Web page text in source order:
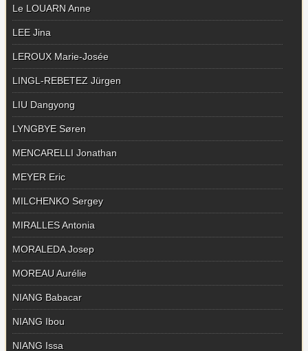
Le LOUARN Anne
LEE Jina
LEROUX Marie-Josée
LINGL-REBETEZ Jürgen
LIU Dangyong
LYNGBYE Søren
MENCARELLI Jonathan
MEYER Eric
MILCHENKO Sergey
MIRALLES Antonia
MORALEDA Josep
MOREAU Aurélie
NIANG Babacar
NIANG Ibou
NIANG Issa